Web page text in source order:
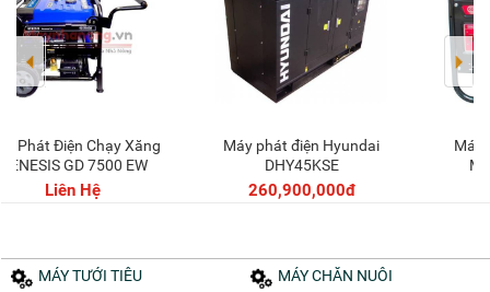
Thêm vào giỏ
Máy phát điện Hyundai
DHY45KSE
260,900,000đ
Thêm vào giỏ
Máy phát điện Oshima
MPD 5KW D đề nổ
11,990,000đ
MÁY TƯỚI TIÊU
MÁY CHĂN NUÔI